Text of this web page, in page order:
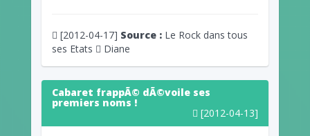
[2012-04-17] Source : Le Rock dans tous
ses Etats
Diane
Cabaret frappÃ© dÃ©voile ses
premiers noms !
[2012-04-13]